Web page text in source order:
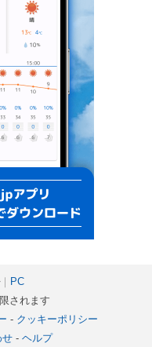
｜ PC
されます
- クッキーポリシー
せ- ヘルプ